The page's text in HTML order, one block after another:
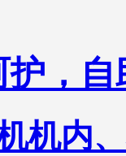
，
机内